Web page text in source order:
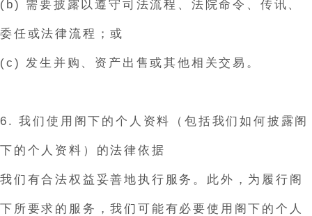
(b) 需要披露以遵守司法流程、法院命令、传讯、
委任或法律流程；或
(c) 发生并购、资产出售或其他相关交易。
6. 我们使用阁下的个人资料（包括我们如何披露阁
下的个人资料）的法律依据
我们有合法权益妥善地执行服务。此外，为履行阁
下所要求的服务，我们可能有必要使用阁下的个人